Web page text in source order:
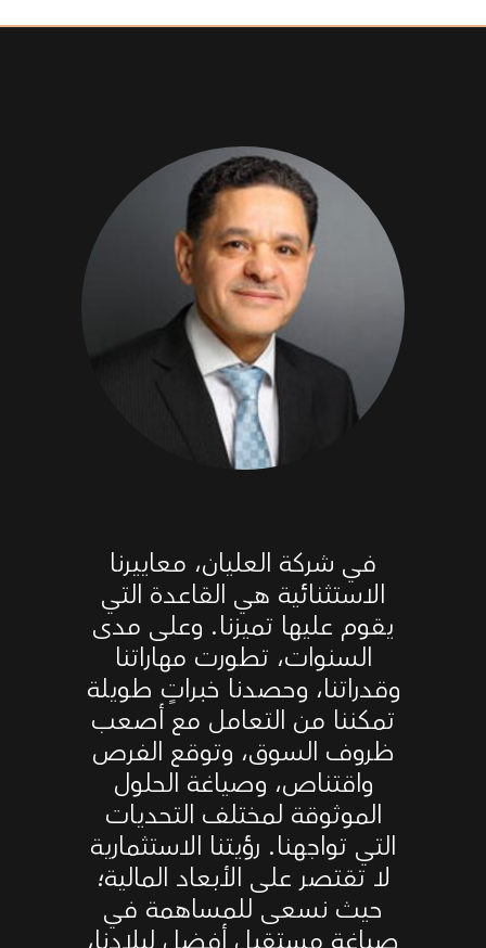
في شركة العليان، معاييرنا
الاستثنائية هي القاعدة التي
يقوم عليها تميزنا. وعلى مدى
السنوات، تطورت مهاراتنا
وقدراتنا، وحصدنا خبراتٍ طويلة
تمكننا من التعامل مع أصعب
ظروف السوق، وتوقع الفرص
واقتناص، وصياغة الحلول
الموثوقة لمختلف التحديات
التي تواجهنا. رؤيتنا الاستثمارية
لا تقتصر على الأبعاد المالية؛
حيث نسعى للمساهمة في